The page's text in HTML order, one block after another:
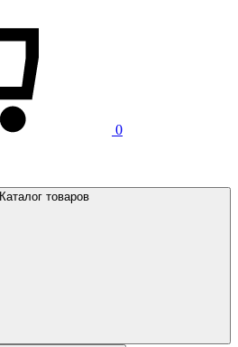
0
Каталог товаров